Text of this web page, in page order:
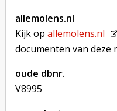
allemolens.nl
Kijk op allemolens.nl
documenten van deze
oude dbnr.
V8995